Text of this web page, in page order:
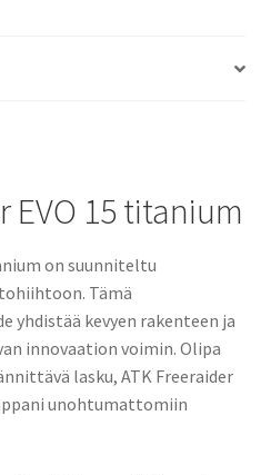
EVO 15 titanium
on suunniteltu
Tämä
yhdistää kevyen rakenteen ja
innovaation voimin. Olipa
lasku, ATK Freeraider
unohtumattomiin